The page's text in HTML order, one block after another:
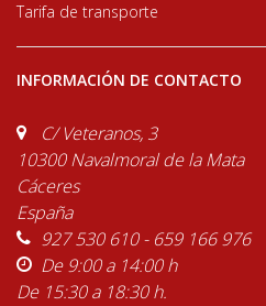
Tarifa de transporte
INFORMACIÓN DE CONTACTO
C/ Veteranos, 3
10300 Navalmoral de la Mata
Cáceres
España
927 530 610 - 659 166 976
De 9:00 a 14:00 h
De 15:30 a 18:30 h.